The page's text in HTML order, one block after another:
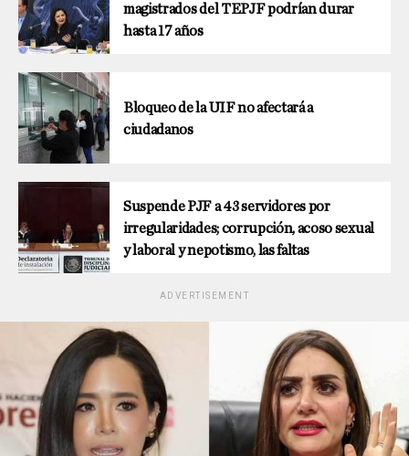
magistrados del TEPJF podrían durar
hasta 17 años
Bloqueo de la UIF no afectará a
ciudadanos
Suspende PJF a 43 servidores por
irregularidades; corrupción, acoso sexual
y laboral y nepotismo, las faltas
ADVERTISEMENT